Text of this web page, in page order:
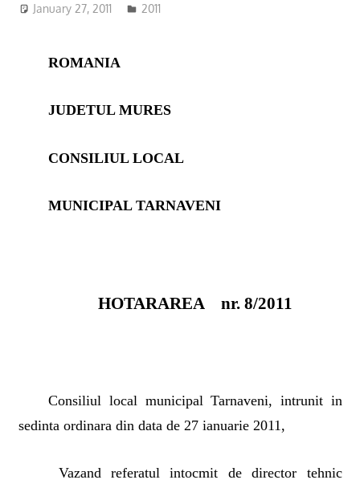
January 27, 2011 2011
ROMANIA
JUDETUL MURES
CONSILIUL LOCAL
MUNICIPAL TARNAVENI
HOTARAREA nr. 8/2011
Consiliul local municipal Tarnaveni, intrunit in
sedinta ordinara din data de 27 ianuarie 2011,
Vazand referatul intocmit de director tehnic